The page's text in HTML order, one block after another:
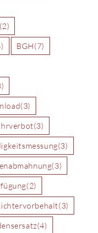
(2)
BGH(7)
(3)
(3)
(3)
(3)
(2)
(3)
(4)